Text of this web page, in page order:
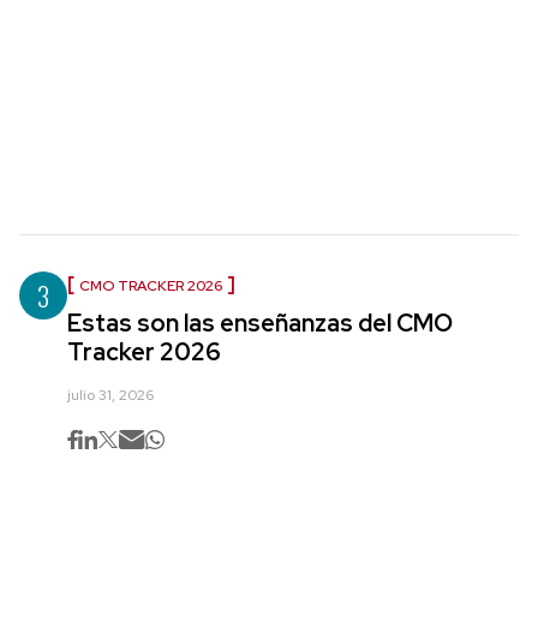
3 CMO TRACKER 2026
Estas son las enseñanzas del CMO
Tracker 2026
julio 31, 2026